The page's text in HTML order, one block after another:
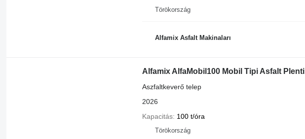
Törökország
Alfamix Asfalt Makinaları
Alfamix AlfaMobil100 Mobil Tipi Asfalt Plenti
Aszfaltkeverő telep
2026
Kapacitás 100 t/óra
Törökország